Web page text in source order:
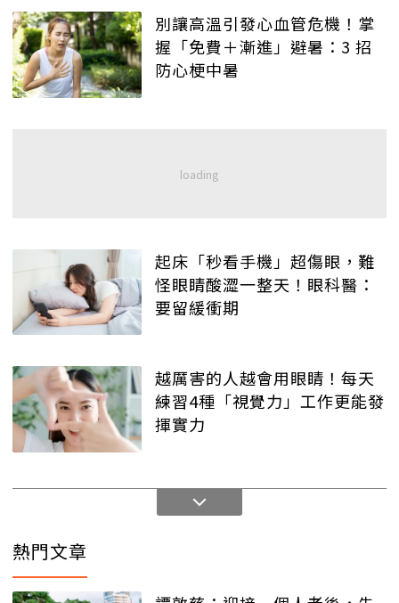
別讓高溫引發心血管危機！掌
握「免費＋漸進」避暑：3 招
防心梗中暑
起床「秒看手機」超傷眼，難
怪眼睛酸澀一整天！眼科醫：
要留緩衝期
越厲害的人越會用眼睛！每天
練習4種「視覺力」工作更能發
揮實力
熱門文章